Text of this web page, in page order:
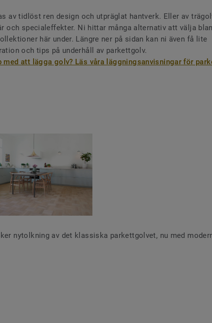
av tidlöst ren design och utpräglat hantverk. Eller av
och specialeffekter. Ni hittar många alternativ att välja
här under. Längre ner på sidan kan ni även få lite
och tips på underhåll av parkettgolv.
med att lägga golv? Läs våra läggningsanvisningar för
nytolkning av det klassiska parkettgolvet, nu med